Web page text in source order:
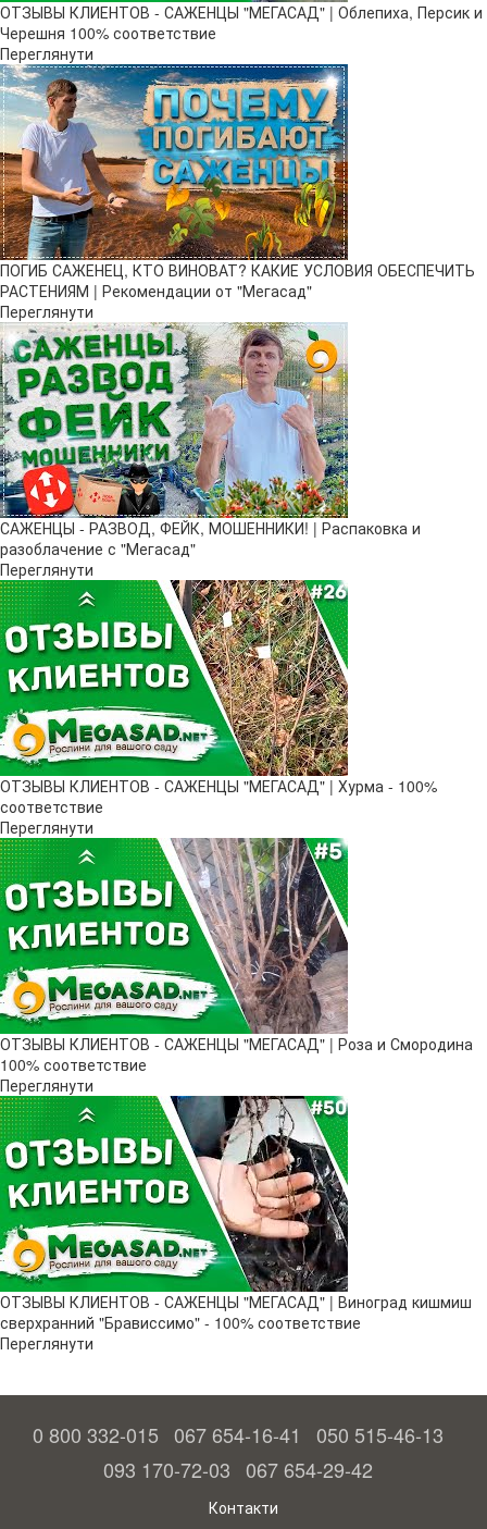
ОТЗЫВЫ КЛИЕНТОВ - САЖЕНЦЫ "МЕГАСАД" | Облепиха, Персик и
Черешня 100% соответствие
Переглянути
ПОГИБ САЖЕНЕЦ, КТО ВИНОВАТ? КАКИЕ УСЛОВИЯ ОБЕСПЕЧИТЬ
РАСТЕНИЯМ | Рекомендации от "Мегасад"
Переглянути
САЖЕНЦЫ - РАЗВОД, ФЕЙК, МОШЕННИКИ! | Распаковка и
разоблачение с "Мегасад"
Переглянути
ОТЗЫВЫ КЛИЕНТОВ - САЖЕНЦЫ "МЕГАСАД" | Хурма - 100%
соответствие
Переглянути
ОТЗЫВЫ КЛИЕНТОВ - САЖЕНЦЫ "МЕГАСАД" | Роза и Смородина
100% соответствие
Переглянути
ОТЗЫВЫ КЛИЕНТОВ - САЖЕНЦЫ "МЕГАСАД" | Виноград кишмиш
сверхранний "Брависсимо" - 100% соответствие
Переглянути
0 800 332-015 067 654-16-41
050 515-46-13
093 170-72-03 067 654-29-42
Контакти